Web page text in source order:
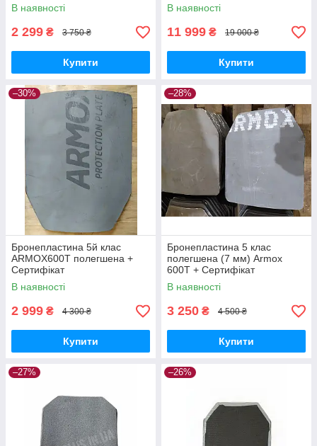
В наявності
2 299 ₴ 3 750 ₴
Купити
В наявності
11 999 ₴ 19 000 ₴
Купити
–30%
Бронепластина 5й клас
ARMOX600Т полегшена +
Сертифікат
В наявності
2 999 ₴ 4 300 ₴
Купити
–28%
Бронепластина 5 клас
полегшена (7 мм) Armox
600T + Сертифікат
В наявності
3 250 ₴ 4 500 ₴
Купити
–27% –26%